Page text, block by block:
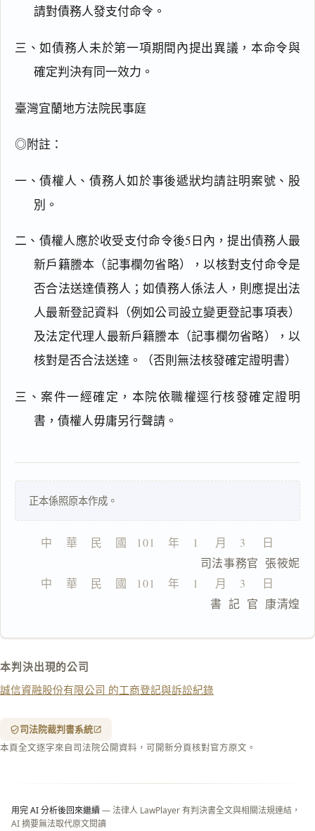
請對債務人發支付命令。
三、如債務人未於第一項期間內提出異議，本命令與
確定判決有同一效力。
臺灣宜蘭地方法院民事庭
◎附註：
一、債權人、債務人如於事後遞狀均請註明案號、股
別。
二、債權人應於收受支付命令後5日內，提出債務人最
新戶籍謄本（記事欄勿省略），以核對支付命令是
否合法送達債務人；如債務人係法人，則應提出法
人最新登記資料（例如公司設立變更登記事項表）
及法定代理人最新戶籍謄本（記事欄勿省略），以
核對是否合法送達。（否則無法核發確定證明書）
三、案件一經確定，本院依職權逕行核發確定證明
書，債權人毋庸另行聲請。
正本係照原本作成。
中    華    民    國   101    年    1     月    3     日
                      司法事務官  張筱妮
中    華    民    國   101    年    1     月    3     日
                      書  記  官  康清煌
本判決出現的公司
誠信資融股份有限公司 的工商登記與訴訟紀錄
司法院裁判書系統
本頁全文逐字來自司法院公開資料，可開新分頁核對官方原文。
用完 AI 分析後回來繼續— 法律人 LawPlayer 有判決書全文與相關法規連結，
AI 摘要無法取代原文閱讀
閱讀 研究
複
文